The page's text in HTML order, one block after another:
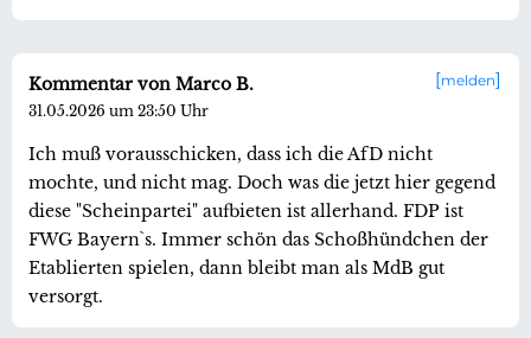
melden
Kommentar von Marco B.
31.05.2026 um 23:50 Uhr
Ich muß vorausschicken, dass ich die AfD nicht
mochte, und nicht mag. Doch was die jetzt hier gegend
diese "Scheinpartei" aufbieten ist allerhand. FDP ist
FWG Bayern`s. Immer schön das Schoßhündchen der
Etablierten spielen, dann bleibt man als MdB gut
versorgt.